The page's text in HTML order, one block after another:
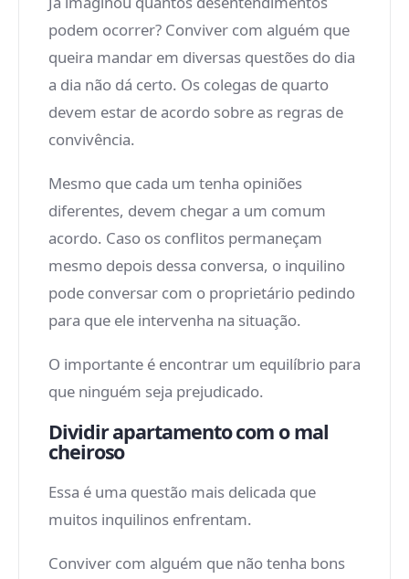
podem ocorrer? Conviver com alguém que
queira mandar em diversas questões do dia
a dia não dá certo. Os colegas de quarto
devem estar de acordo sobre as regras de
convivência.
Mesmo que cada um tenha opiniões
diferentes, devem chegar a um comum
acordo. Caso os conflitos permaneçam
mesmo depois dessa conversa, o inquilino
pode conversar com o proprietário pedindo
para que ele intervenha na situação.
O importante é encontrar um equilíbrio para
que ninguém seja prejudicado.
Dividir apartamento com o mal
cheiroso
Essa é uma questão mais delicada que
muitos inquilinos enfrentam.
Conviver com alguém que não tenha bons